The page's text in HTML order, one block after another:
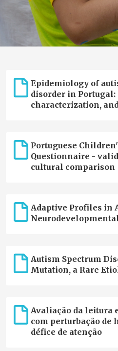
Epidemiology of
disorder in
characterization,
Portuguese
Questionnaire -
cultural comparison
Adaptive Profiles in
Autism Spectrum
Mutation, a Rare
Avaliação da leitura
com perturbação de
défice de atenção